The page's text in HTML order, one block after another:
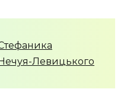
Левицького